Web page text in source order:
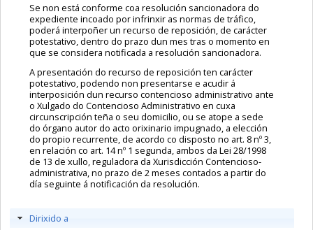
Se non está conforme coa resolución sancionadora do
expediente incoado por infrinxir as normas de tráfico,
poderá interpoñer un recurso de reposición, de carácter
potestativo, dentro do prazo dun mes tras o momento en
que se considera notificada a resolución sancionadora.
A presentación do recurso de reposición ten carácter
potestativo, podendo non presentarse e acudir á
interposición dun recurso contencioso administrativo ante
o Xulgado do Contencioso Administrativo en cuxa
circunscripción teña o seu domicilio, ou se atope a sede
do órgano autor do acto orixinario impugnado, a elección
do propio recurrente, de acordo co disposto no art. 8 nº 3,
en relación co art. 14 nº 1 segunda, ambos da Lei 28/1998
de 13 de xullo, reguladora da Xurisdicción Contencioso-
administrativa, no prazo de 2 meses contados a partir do
día seguinte á notificación da resolución.
Dirixido a